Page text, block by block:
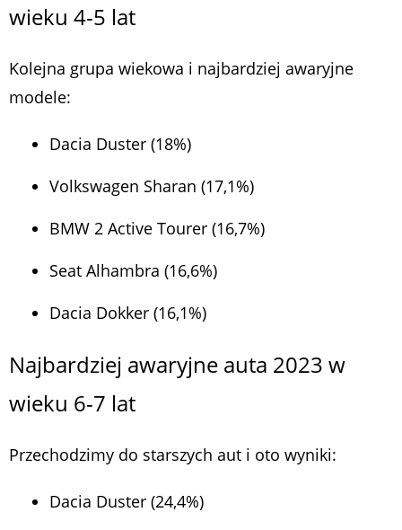
wieku 4-5 lat
Kolejna grupa wiekowa i najbardziej awaryjne
modele:
Dacia Duster (18%)
Volkswagen Sharan (17,1%)
BMW 2 Active Tourer (16,7%)
Seat Alhambra (16,6%)
Dacia Dokker (16,1%)
Najbardziej awaryjne auta 2023 w
wieku 6-7 lat
Przechodzimy do starszych aut i oto wyniki:
Dacia Duster (24,4%)